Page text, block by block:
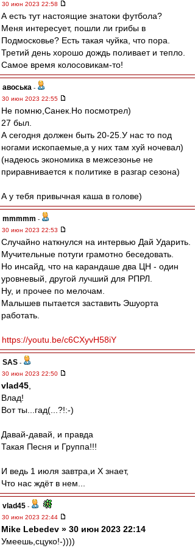
30 июн 2023 22:58
А есть тут настоящие знатоки футбола?
Меня интересует, пошли ли грибы в
Подмосковье? Есть такая чуйка, что пора.
Третий день хорошо дождь поливает и тепло.
Самое время колосовикам-то!
авоська -
30 июн 2023 22:55
Не помню,Санек.Но посмотрел)
27 был.
А сегодня должен быть 20-25.У нас то под
ногами ископаемые,а у них там хуй ночевал)
(надеюсь экономика в межсезонье не
приравнивается к политике в разгар сезона)
А у тебя привычная каша в голове)
mmmmm -
30 июн 2023 22:53
Случайно наткнулся на интервью Дай Ударить.
Мучительные потуги грамотно беседовать.
Но инсайд, что на карандаше два ЦН - один
уровневый, другой лучший для РПРЛ.
Ну, и прочее по мелочам.
Малышев пытается заставить Эшуорта
работать.
https://youtu.be/c6CXyvH58iY
SAS -
30 июн 2023 22:50
vlad45
Влад!
Вот ты...гад(...?!:-)
Давай-давай, и правда
Такая Песня и Группа!!!
И ведь 1 июля завтра,и Х знает,
Что нас ждёт в нем...
vlad45 -
30 июн 2023 22:44
Mike Lebedev » 30 июн 2023 22:14
Умеешь,сцуко!-))))